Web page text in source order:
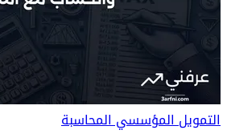
التمويل المؤسسيالمحاسبة